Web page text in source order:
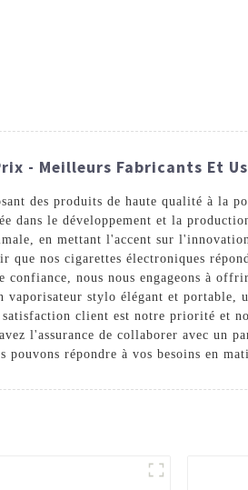
- Meilleurs Fabricants Et
des produits de haute qualité à la
dans le développement et la
en mettant l'accent sur
nos cigarettes électroniques
confiance, nous nous engageons à
stylo élégant et portable,
client est notre priorité et
l'assurance de collaborer avec un
répondre à vos besoins en